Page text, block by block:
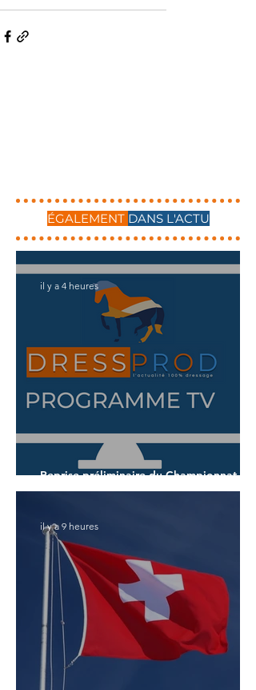
ÉGALEMENT DANS L'ACTU
Reprise préliminaire du Championnat du
Monde des 7 ans
il y a 4 heures
il y a 9 heures